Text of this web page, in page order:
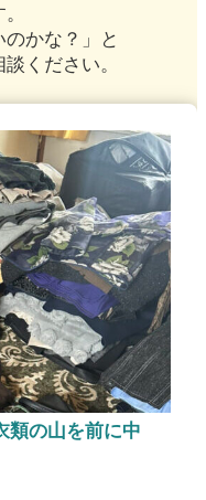
のかな？」と
ください。
類の山を前に中